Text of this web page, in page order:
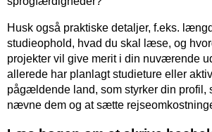
Husk også praktiske detaljer, f.eks.
studieophold, hvad du skal læse, og
projekter vil give merit i din nuværende
allerede har planlagt studieture eller
pågældende land, som styrker din profil,
nævne dem og at sætte